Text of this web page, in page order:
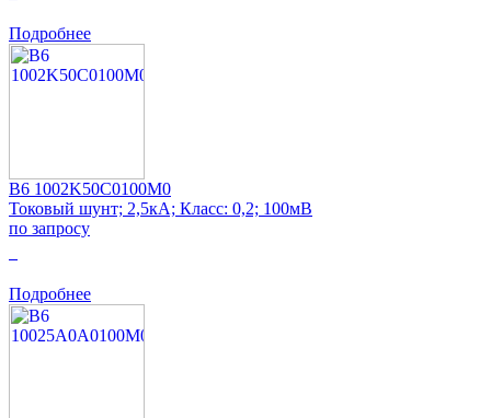
Подробнее
B6 1002K50C0100M0
Токовый шунт; 2,5кА; Класс: 0,2; 100мВ
по запросу
Подробнее